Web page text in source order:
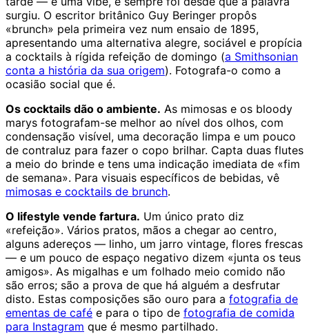
surgiu. O escritor britânico Guy Beringer propôs
«brunch» pela primeira vez num ensaio de 1895,
apresentando uma alternativa alegre, sociável e propícia
a cocktails à rígida refeição de domingo (a Smithsonian
conta a história da sua origem). Fotografa-o como a
ocasião social que é.
Os cocktails dão o ambiente. As mimosas e os bloody
marys fotografam-se melhor ao nível dos olhos, com
condensação visível, uma decoração limpa e um pouco
de contraluz para fazer o copo brilhar. Capta duas flutes
a meio do brinde e tens uma indicação imediata de «fim
de semana». Para visuais específicos de bebidas, vê
mimosas e cocktails de brunch.
O lifestyle vende fartura. Um único prato diz
«refeição». Vários pratos, mãos a chegar ao centro,
alguns adereços — linho, um jarro vintage, flores frescas
— e um pouco de espaço negativo dizem «junta os teus
amigos». As migalhas e um folhado meio comido não
são erros; são a prova de que há alguém a desfrutar
disto. Estas composições são ouro para a fotografia de
ementas de café e para o tipo de fotografia de comida
para Instagram que é mesmo partilhado.